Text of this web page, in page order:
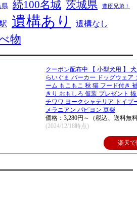
県 続100名城 茨城県 豊臣兄弟！
遺構あり 遺構なし
物
クーポン配布中 【 小型犬用 】
らいぐま パーカー ドッグウェア
ーム もこもこ 秋 猫 フード付き
きり おもしろ 仮装 プレゼント
チワワ ヨークシャテリア トイプ
メラニアン パピヨン 豆柴
価格：3,280円～（税込、送料無
(2024/12/18時点)
楽天